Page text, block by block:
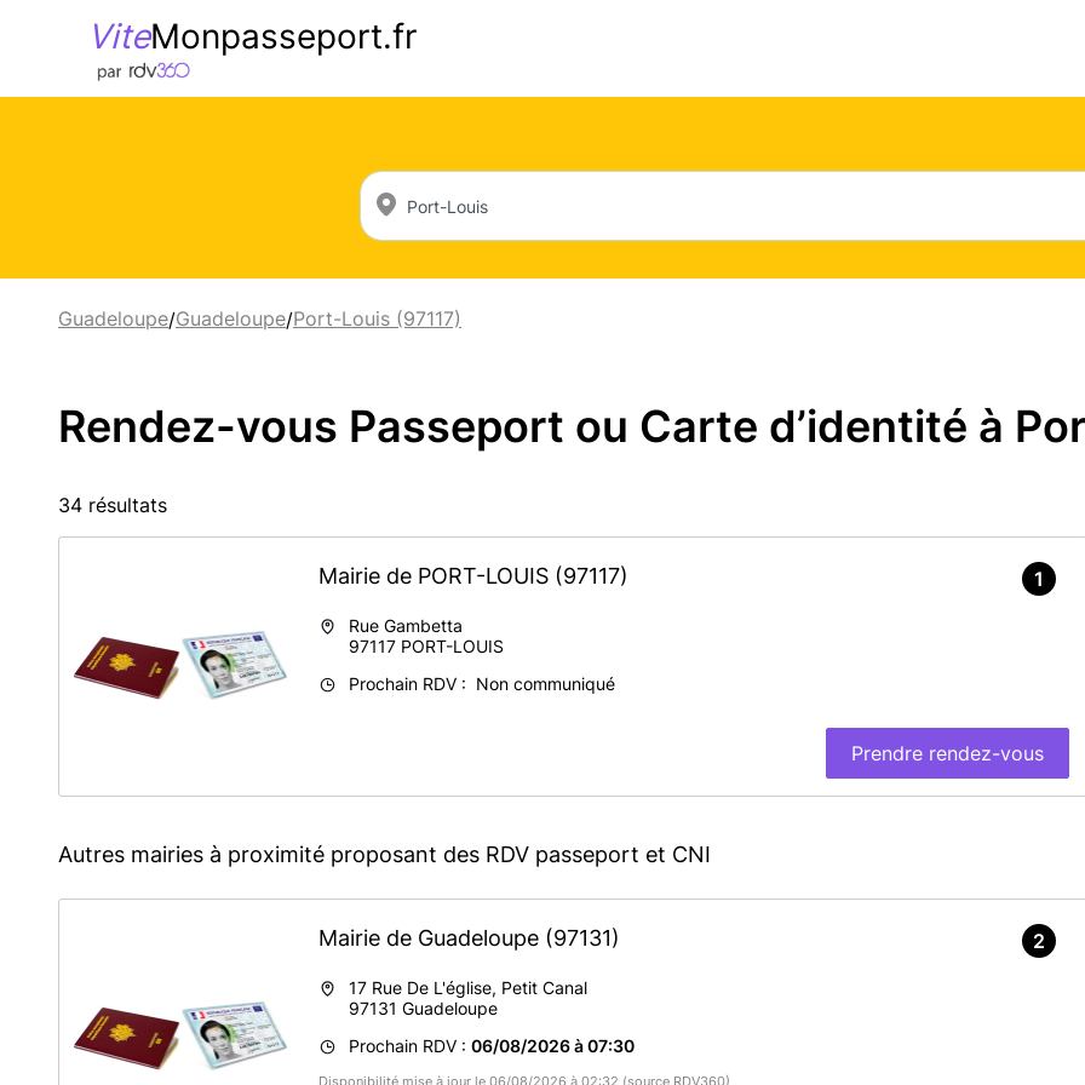
ViteMonpasseport.fr
Guadeloupe/Guadeloupe/Port-Louis (97117)
Rendez-vous Passeport ou Carte d’identité à
34 résultats
Mairie de PORT-LOUIS (97117)
Rue Gambetta
97117 PORT-LOUIS
Prochain RDV : Non communiqué
Prendre rendez-vous
1
Autres mairies à proximité proposant des RDV passeport et CNI
Mairie de Guadeloupe (97131)
17 Rue De L'église, Petit Canal
97131 Guadeloupe
Prochain RDV : 06/08/2026 à 07:30
2